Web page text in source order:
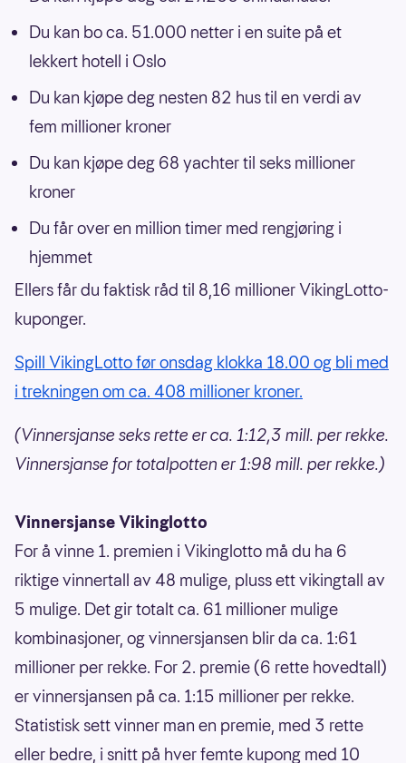
Du kan bo ca. 51.000 netter i en suite på et
lekkert hotell i Oslo
Du kan kjøpe deg nesten 82 hus til en verdi av
fem millioner kroner
Du kan kjøpe deg 68 yachter til seks millioner
kroner
Du får over en million timer med rengjøring i
hjemmet
Ellers får du faktisk råd til 8,16 millioner VikingLotto-
kuponger.
Spill VikingLotto før onsdag klokka 18.00 og bli med
i trekningen om ca. 408 millioner kroner.
(Vinnersjanse seks rette er ca. 1:12,3 mill. per rekke.
Vinnersjanse for totalpotten er 1:98 mill. per rekke.)
Vinnersjanse Vikinglotto
For å vinne 1. premien i Vikinglotto må du ha 6
riktige vinnertall av 48 mulige, pluss ett vikingtall av
5 mulige. Det gir totalt ca. 61 millioner mulige
kombinasjoner, og vinnersjansen blir da ca. 1:61
millioner per rekke. For 2. premie (6 rette hovedtall)
er vinnersjansen på ca. 1:15 millioner per rekke.
Statistisk sett vinner man en premie, med 3 rette
eller bedre, i snitt på hver femte kupong med 10